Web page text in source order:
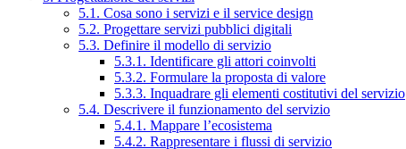
5.1. Cosa sono i servizi e il service design
5.2. Progettare servizi pubblici digitali
5.3. Definire il modello di servizio
5.3.1. Identificare gli attori coinvolti
5.3.2. Formulare la proposta di valore
5.3.3. Inquadrare gli elementi costitutivi del servizio
5.4. Descrivere il funzionamento del servizio
5.4.1. Mappare l’ecosistema
5.4.2. Rappresentare i flussi di servizio